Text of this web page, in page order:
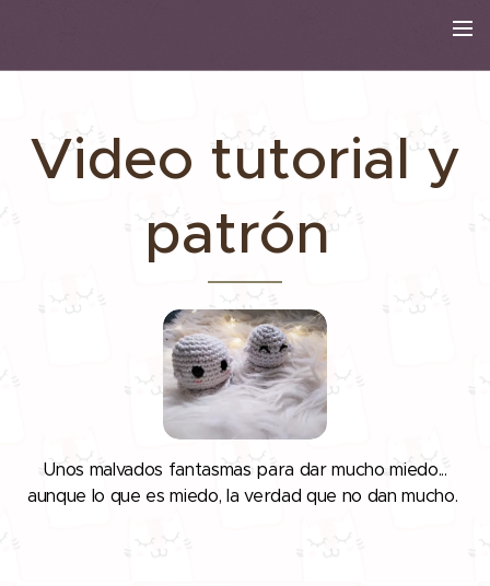
Video tutorial y
patrón
Unos malvados fantasmas para dar mucho miedo...
aunque lo que es miedo, la verdad que no dan mucho.